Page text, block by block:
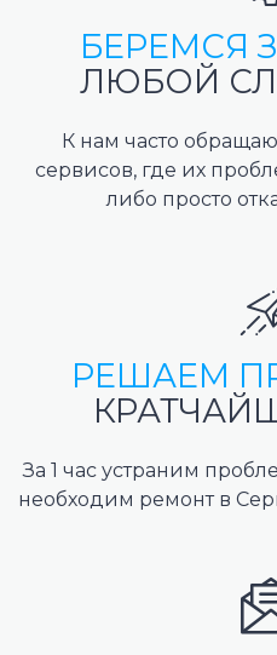
БЕРЕМСЯ
ЛЮБОЙ
К нам часто
сервисов, где их
либо просто
РЕШАЕМ
За 1 час устраним
необходим ремонт в